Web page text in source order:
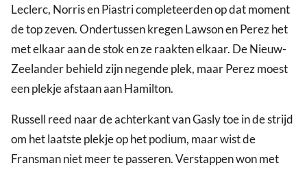
Leclerc, Norris en Piastri completeerden op dat moment
de top zeven. Ondertussen kregen Lawson en Perez het
met elkaar aan de stok en ze raakten elkaar. De Nieuw-
Zeelander behield zijn negende plek, maar Perez moest
een plekje afstaan aan Hamilton.
Russell reed naar de achterkant van Gasly toe in de strijd
om het laatste plekje op het podium, maar wist de
Fransman niet meer te passeren. Verstappen won met